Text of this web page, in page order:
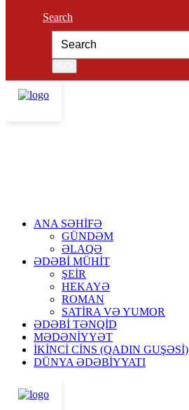
Search
ANA SƏHİFƏ
GÜNDƏM
ƏLAQƏ
ƏDƏBİ MÜHİT
ŞEİR
HEKAYƏ
ROMAN
SATİRA VƏ YUMOR
ƏDƏBİ TƏNQİD
MƏDƏNİYYƏT
İKİNCİ CİNS (QADIN GUŞƏSİ)
DÜNYA ƏDƏBİYYATI